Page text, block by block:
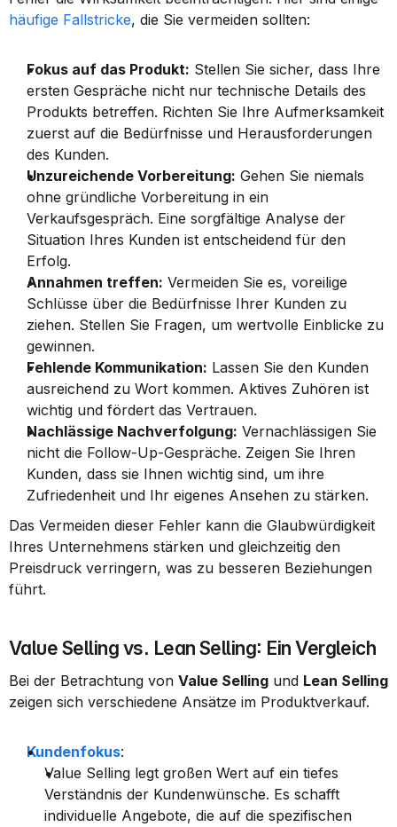
häufige Fallstricke, die Sie vermeiden sollten:
Fokus auf das Produkt: Stellen Sie sicher, dass Ihre
ersten Gespräche nicht nur technische Details des
Produkts betreffen. Richten Sie Ihre Aufmerksamkeit
zuerst auf die Bedürfnisse und Herausforderungen
des Kunden.
Unzureichende Vorbereitung: Gehen Sie niemals
ohne gründliche Vorbereitung in ein
Verkaufsgespräch. Eine sorgfältige Analyse der
Situation Ihres Kunden ist entscheidend für den
Erfolg.
Annahmen treffen: Vermeiden Sie es, voreilige
Schlüsse über die Bedürfnisse Ihrer Kunden zu
ziehen. Stellen Sie Fragen, um wertvolle Einblicke zu
gewinnen.
Fehlende Kommunikation: Lassen Sie den Kunden
ausreichend zu Wort kommen. Aktives Zuhören ist
wichtig und fördert das Vertrauen.
Nachlässige Nachverfolgung: Vernachlässigen Sie
nicht die Follow-Up-Gespräche. Zeigen Sie Ihren
Kunden, dass sie Ihnen wichtig sind, um ihre
Zufriedenheit und Ihr eigenes Ansehen zu stärken.
Das Vermeiden dieser Fehler kann die Glaubwürdigkeit
Ihres Unternehmens stärken und gleichzeitig den
Preisdruck verringern, was zu besseren Beziehungen
führt.
Value Selling vs. Lean Selling: Ein Vergleich
Bei der Betrachtung von Value Selling und Lean Selling
zeigen sich verschiedene Ansätze im Produktverkauf.
Kundenfokus:
Value Selling legt großen Wert auf ein tiefes
Verständnis der Kundenwünsche. Es schafft
individuelle Angebote, die auf die spezifischen